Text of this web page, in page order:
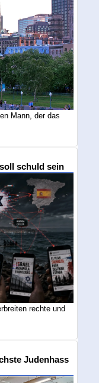
Mann, der das
schuld sein
rechte und
Judenhass